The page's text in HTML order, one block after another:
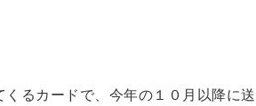
るカードで、今年の１０月以降に送